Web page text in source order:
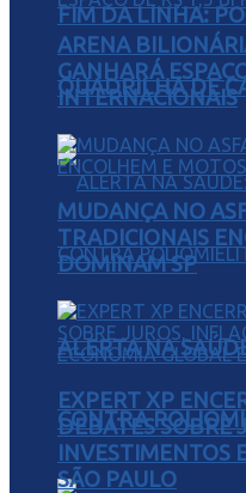
FIM DA LINHA:
QUADRILHA DE
ALERTA NA
CONTRA
ARENA
GANHARÁ
INTERNACIONAIS
MUDANÇA NO
TRADICIONAIS
DOMINAM SP
EXPERT XP
DEBATES SOBRE
INVESTIMENTOS
SÃO PAULO